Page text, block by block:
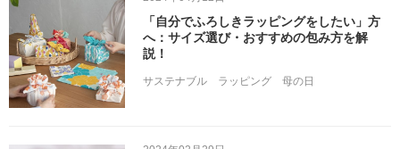
「自分でふろしきラッピングをしたい」方
へ：サイズ選び・おすすめの包み方を解
説！
サステナブル ラッピング 母の日
旅行
防災